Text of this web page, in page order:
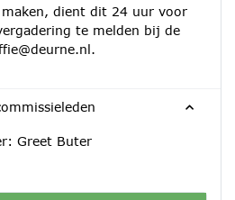
dient dit 24 uur voor
te melden bij de
Greet Buter